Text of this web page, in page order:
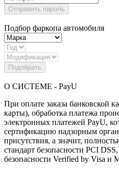
Отправить пароль
Подбор фаркопа автомобиля
Подобрать
О СИСТЕМЕ - PayU
При оплате заказа банковской
карты), обработка платежа
электронных платежей PayU,
сертификацию надзорным
присутствия, а значит,
стандарт безопасности PCI
безопасности Verified by Visa и